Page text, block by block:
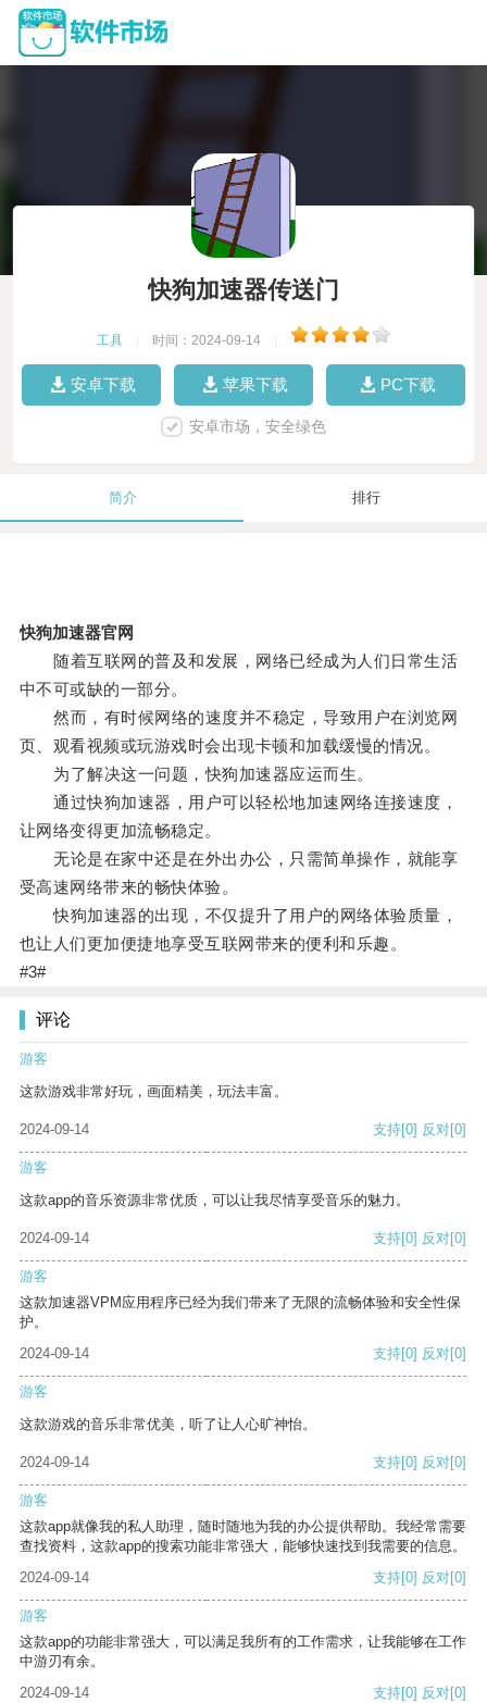
快狗加速器传送门
工具 时间：2024-09-14
安卓下载 苹果下载 PC下载
安卓市场，安全绿色
简介 排行
快狗加速器官网
随着互联网的普及和发展，网络已经成为人们日常生活
中不可或缺的一部分。
然而，有时候网络的速度并不稳定，导致用户在浏览网
页、观看视频或玩游戏时会出现卡顿和加载缓慢的情况。
为了解决这一问题，快狗加速器应运而生。
通过快狗加速器，用户可以轻松地加速网络连接速度，
让网络变得更加流畅稳定。
无论是在家中还是在外出办公，只需简单操作，就能享
受高速网络带来的畅快体验。
快狗加速器的出现，不仅提升了用户的网络体验质量，
也让人们更加便捷地享受互联网带来的便利和乐趣。
#3#
评论
游客
这款游戏非常好玩，画面精美，玩法丰富。
2024-09-14 支持[0] 反对[0]
游客
这款app的音乐资源非常优质，可以让我尽情享受音乐的魅力。
2024-09-14 支持[0] 反对[0]
游客
这款加速器VPM应用程序已经为我们带来了无限的流畅体验和安全性保
护。
2024-09-14
支持[0] 反对[0]
游客
这款游戏的音乐非常优美，听了让人心旷神怡。
2024-09-14 支持[0] 反对[0]
游客
这款app就像我的私人助理，随时随地为我的办公提供帮助。我经常需要
查找资料，这款app的搜索功能非常强大，能够快速找到我需要的信息。
2024-09-14
支持[0] 反对[0]
游客
这款app的功能非常强大，可以满足我所有的工作需求，让我能够在工作
中游刃有余。
2024-09-14
支持[0] 反对[0]